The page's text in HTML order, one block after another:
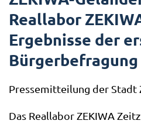
Reallabor
Ergebnisse der
Pressemitteilung der Stadt
Das Reallabor ZEKIWA